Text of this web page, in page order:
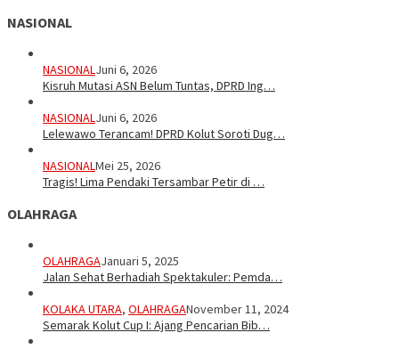
NASIONAL
NASIONALJuni 6, 2026
Kisruh Mutasi ASN Belum Tuntas, DPRD Ing…
NASIONALJuni 6, 2026
Lelewawo Terancam! DPRD Kolut Soroti Dug…
NASIONALMei 25, 2026
Tragis! Lima Pendaki Tersambar Petir di …
OLAHRAGA
OLAHRAGAJanuari 5, 2025
Jalan Sehat Berhadiah Spektakuler: Pemda…
KOLAKA UTARA, OLAHRAGANovember 11, 2024
Semarak Kolut Cup I: Ajang Pencarian Bib…